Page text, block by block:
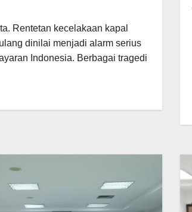
Rentetan kecelakaan kapal
dinilai menjadi alarm serius
Indonesia. Berbagai tragedi